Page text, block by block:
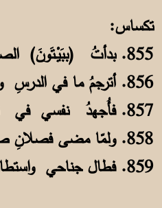
تكساس:
855. بدأتُ (ببَيْـتَونَ) الصغيرةِ رحلتي صغيراً بتكساسٍ أسـيرُ على رجلي
856. أترجمُ ما في الدرسِ والكتبِ تائهاً يرافقني القاموسُ في البيتِ والفــصلِ
857. فأُجهدُ نفسي في تعلّمِ لغْوهم لقد صحَّحوا نُطقي وأَثنَوا علـى قولي
858. ولمّا مضى فصلانِ صارت رطينتي تؤهلُني للسيرِ فـي أوعـرِ السُّبلِ
859. فطال جناحي واستطالت عزائمي فطرتُ إلى العلياءِ يرفعني عــقلي